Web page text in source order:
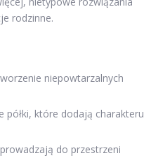
rodzinne.
niepowtarzalnych
półki, które dodają charakteru
do przestrzeni